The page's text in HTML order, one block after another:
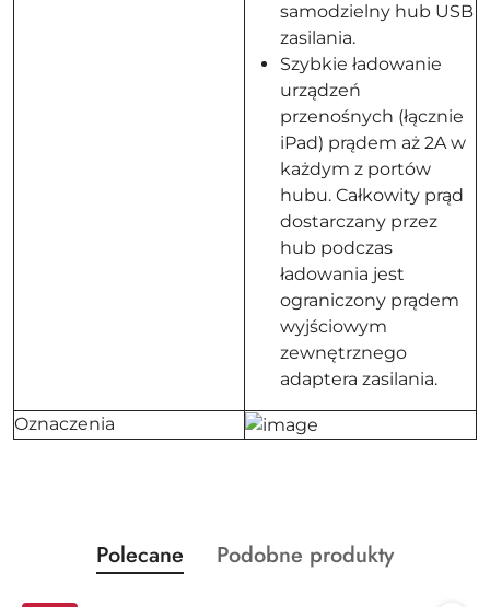
samodzielny hub USB
zasilania.
Szybkie ładowanie
urządzeń
przenośnych (łącznie
iPad) prądem aż 2A w
każdym z portów
hubu. Całkowity prąd
dostarczany przez
hub podczas
ładowania jest
ograniczony prądem
wyjściowym
zewnętrznego
adaptera zasilania.
Oznaczenia
Pomiń karuzelę produktów
Produkty
o
Polecane
Produkty
Podobne produkty